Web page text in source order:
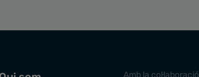
Amb la col·laboració